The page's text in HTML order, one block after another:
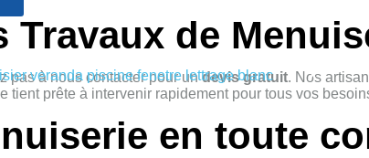
X
Travaux de
pas à nous contacter pour undevis gratuit. Nos
prête à intervenir rapidement pour tous vos
en toute